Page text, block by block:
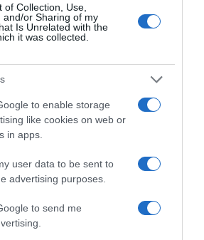
of Collection, Use,
and/or Sharing of my
Is Unrelated with the
it was collected.
to enable storage
like cookies on web or
in apps.
user data to be sent to
advertising purposes.
to send me